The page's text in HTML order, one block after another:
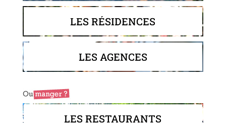
LES RÉSIDENCES
LES AGENCES
LES RESTAURANTS